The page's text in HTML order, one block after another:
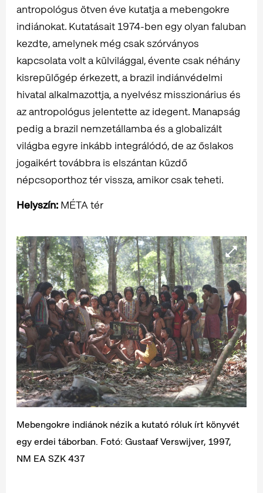
antropológus ötven éve kutatja a mebengokre
indiánokat. Kutatásait 1974-ben egy olyan faluban
kezdte, amelynek még csak szórványos
kapcsolata volt a külvilággal, évente csak néhány
kisrepülőgép érkezett, a brazil indiánvédelmi
hivatal alkalmazottja, a nyelvész misszionárius és
az antropológus jelentette az idegent. Manapság
pedig a brazil nemzetállamba és a globalizált
világba egyre inkább integrálódó, de az őslakos
jogaikért továbbra is elszántan küzdő
népcsoporthoz tér vissza, amikor csak teheti.
Helyszín: MÉTA tér
Mebengokre indiánok nézik a kutató róluk írt könyvét
egy erdei táborban. Fotó: Gustaaf Verswijver, 1997,
NM EA SZK 437